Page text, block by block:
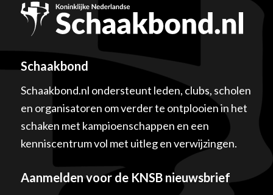
Schaakbond
Schaakbond.nl ondersteunt leden, clubs, scholen
en organisatoren om verder te ontplooien in het
schaken met kampioenschappen en een
kenniscentrum vol met uitleg en verwijzingen.
Aanmelden voor de KNSB nieuwsbrief